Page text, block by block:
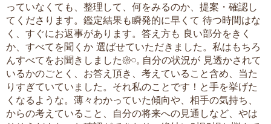
っていなくても、整理して、何をみるのか、提案・確認し
てくださります。鑑定結果も瞬発的に早くて 待つ時間はな
く、すぐにお返事があります。答え方も 良い部分をきく
か、すべてを聞くか 選ばせていただきました。私はもちろ
んすべてをお聞きしました𑁍𓏸𓈒 自分の状況が 見透かされて
いるかのごとく、お答え頂き、考えていること含め、当た
りすぎていていました。それ私のことです！と手を挙げた
くなるような。薄々わかっていた傾向や、相手の気持ち、
からの考えていること、自分の将来への見通しなど、やは